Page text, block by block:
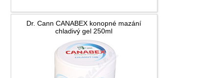
Dr. Cann CANABEX konopné mazání
chladivý gel 250ml